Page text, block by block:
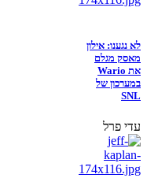
לא נגענו: אילון
מאסק מגלם
את Wario
במערכון של
SNL
עדי פרל